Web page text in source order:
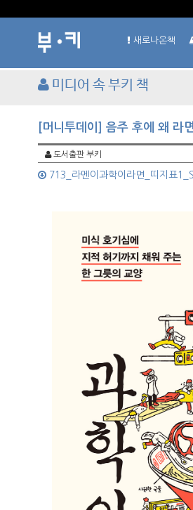
새로나온책
미디어 속 부키 책
[머니투데이] 음주 후에 왜 라
도서출판 부키
713_라멘이과학이라면_띠지표